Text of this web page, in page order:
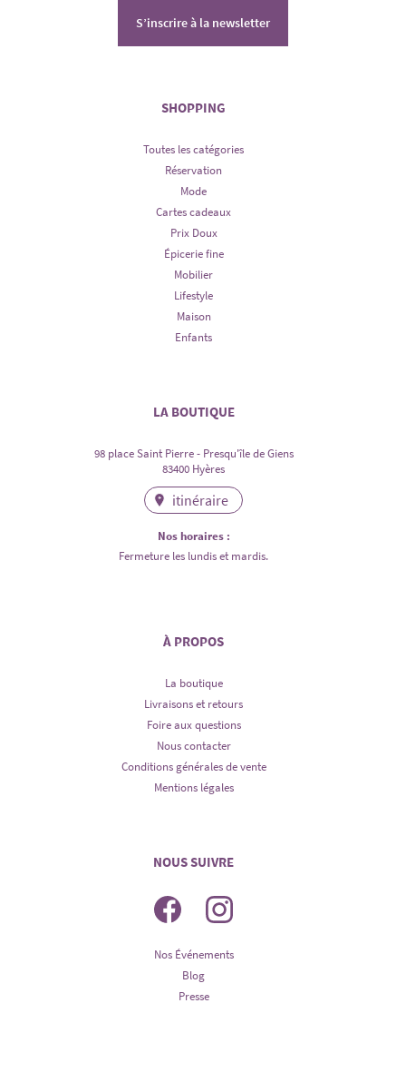
S’inscrire à la newsletter
SHOPPING
Toutes les catégories
Réservation
Mode
Cartes cadeaux
Prix Doux
Épicerie fine
Mobilier
Lifestyle
Maison
Enfants
LA BOUTIQUE
98 place Saint Pierre - Presqu'île de Giens
83400 Hyères
itinéraire
Nos horaires :
Fermeture les lundis et mardis.
À PROPOS
La boutique
Livraisons et retours
Foire aux questions
Nous contacter
Conditions générales de vente
Mentions légales
NOUS SUIVRE
Nos Événements
Blog
Presse